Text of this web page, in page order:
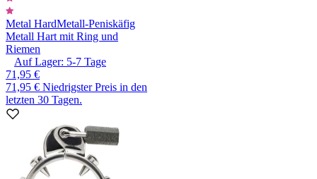
Metal HardMetall-Peniskäfig
Metall Hart mit Ring und
Riemen
Auf Lager: 5-7 Tage
71,95 €
71,95 € Niedrigster Preis in den
letzten 30 Tagen.